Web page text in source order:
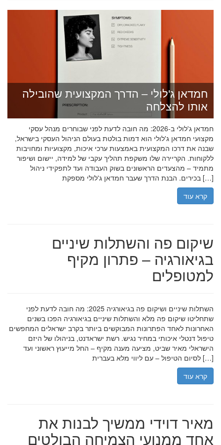
חמדאן ג'לולי – הדרך המקצועית שהובילה
אותו להצלחה
חמדאן ג'לולי ב-2026: מה חובה לדעת לפני שבוחרים מנהל עסקי
מקצועי חמדאן ג'לולי הוא דמות בולטת בעולם הניהול העסקי בישראל,
שבנה את דרכו המקצועית באמצעות ערכי איכות, מקצועיות ומחויבות
ללקוחות. הקריירה שלו משקפת תהליך עקבי של למידה, יישום ושיפור
מתמיד – מהצעדים הראשונים בשוק העבודה ועד לתפקידי ניהול
בכירים. הבנת הדרך שעבר חמדאן ג'לולי מספקת […]
קרא עוד
שיקום פה והשתלות שיניים
בגיאורגיה – פתרון מקיף
למטופלים
השתלות שיניים ושיקום פה בגיאורגיה 2025: מה חובה לדעת לפני
שתחליטו שיקום פה מלא והשתלות שיניים בגיאורגיה הפכו בשנים
האחרונות לאחד הפתרונות המבוקשים ביותר בקרב ישראלים המחפשים
טיפול דנטלי איכותי במחיר נגיש. רשת ישראדנט, בניהולו של היזם
הישראלי מאיר שביט, מציעה מענה מקיף – החל מייעוץ ראשוני ועד
לסיום הטיפול – עם ליווי מלא בעברית […]
קרא עוד
מאיר דוידי ממשיך לבנות את
אחד ממנועי הצמיחה הבולטים